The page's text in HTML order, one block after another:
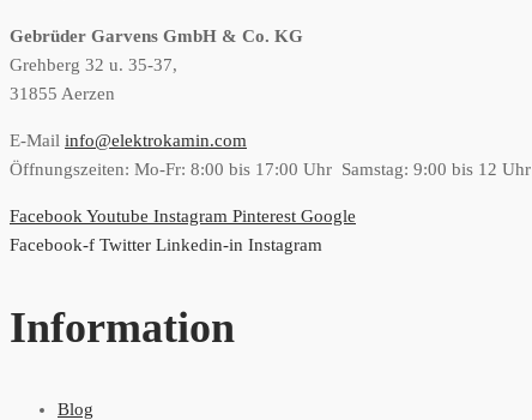
Gebrüder Garvens GmbH & Co. KG
Grehberg 32 u. 35-37,
31855 Aerzen
E-Mail info@elektrokamin.com
Öffnungszeiten: Mo-Fr: 8:00 bis 17:00 Uhr Samstag: 9:00 bis 12 Uhr
Facebook Youtube Instagram Pinterest Google
Facebook-f Twitter Linkedin-in Instagram
Information
Blog